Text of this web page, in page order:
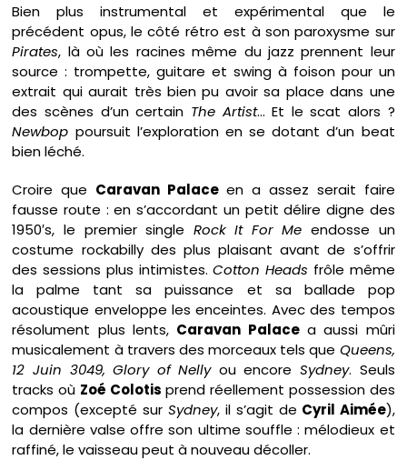
Bien plus instrumental et expérimental que le
précédent opus, le côté rétro est à son paroxysme sur
Pirates, là où les racines même du jazz prennent leur
source : trompette, guitare et swing à foison pour un
extrait qui aurait très bien pu avoir sa place dans une
des scènes d’un certain The Artist… Et le scat alors ?
Newbop poursuit l’exploration en se dotant d’un beat
bien léché.
Croire que Caravan Palaceen a assez serait faire
fausse route : en s’accordant un petit délire digne des
1950′s, le premier single Rock It For Me endosse un
costume rockabilly des plus plaisant avant de s’offrir
des sessions plus intimistes.Cotton Heads frôle même
la palme tant sa puissance et sa ballade pop
acoustique enveloppe les enceintes. Avec des tempos
résolument plus lents, Caravan Palacea aussi mûri
musicalement à travers des morceaux tels que Queens,
12 Juin 3049, Glory of Nellyou encore Sydney. Seuls
tracks où Zoé Colotis prend réellement possession des
compos (excepté sur Sydney, il s’agit de Cyril Aimée),
la dernière valse offre son ultime souffle : mélodieux et
raffiné, le vaisseau peut à nouveau décoller.